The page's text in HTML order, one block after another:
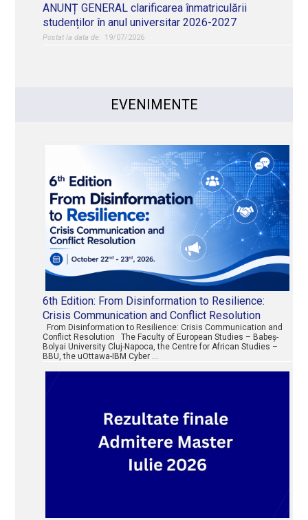
ANUNȚ GENERAL clarificarea înmatriculării
studenților în anul universitar 2026-2027
19/07/2026
EVENIMENTE
6th Edition: From Disinformation to Resilience:
Crisis Communication and Conflict Resolution
From Disinformation to Resilience: Crisis Communication and
Conflict Resolution The Faculty of European Studies – Babeș-
Bolyai University Cluj-Napoca, the Centre for African Studies –
BBU, the uOttawa-IBM Cyber …